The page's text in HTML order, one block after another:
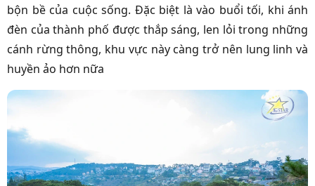
bộn bề của cuộc sống. Đặc biệt là vào buổi tối, khi ánh
đèn của thành phố được thắp sáng, len lỏi trong những
cánh rừng thông, khu vực này càng trở nên lung linh và
huyền ảo hơn nữa